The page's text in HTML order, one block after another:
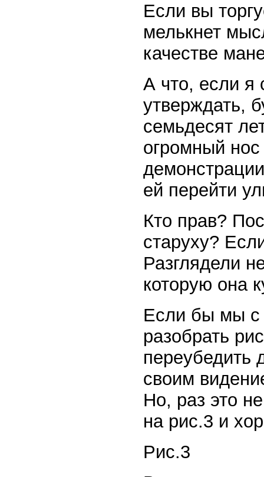
Если вы
мелькнет
качестве
А что, если я
утверждать,
семьдесят
огромный
ей перейти
Кто прав?
старуху?
Разглядели
которую она
Если бы мы с
разобрать
переубедить
своим
Но, раз это
на рис.3 и
Рис.3